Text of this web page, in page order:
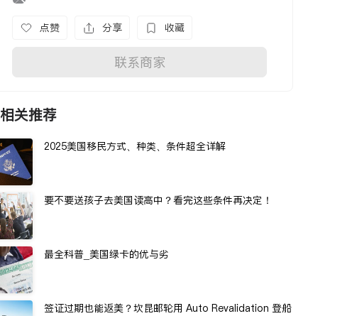
点赞 分享 收藏
联系商家
相关推荐
2025美国移民方式、种类、条件超全详解
要不要送孩子去美国读高中？看完这些条件再决定！
最全科普_美国绿卡的优与劣
签证过期也能返美？坎昆邮轮用 Auto Revalidation 登船